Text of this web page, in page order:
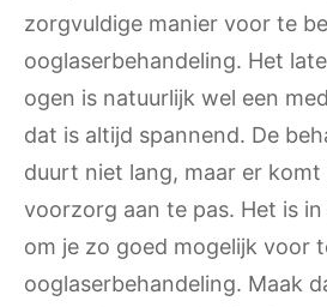
zorgvuldige manier voor te
ooglaserbehandeling. Het
ogen is natuurlijk wel een
dat is altijd spannend. De
duurt niet lang, maar er komt
voorzorg aan te pas. Het is
om je zo goed mogelijk voor
ooglaserbehandeling. Maak